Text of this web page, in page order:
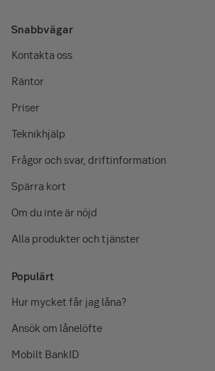
Snabbvägar
Kontakta oss
Räntor
Priser
Teknikhjälp
Frågor och svar, driftinformation
Spärra kort
Om du inte är nöjd
Alla produkter och tjänster
Populärt
Hur mycket får jag låna?
Ansök om lånelöfte
Mobilt BankID